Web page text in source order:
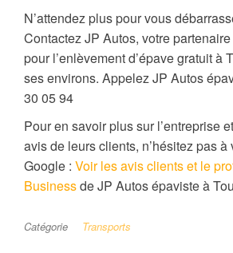
N’attendez plus pour vous
Contactez JP Autos, votre
pour l’enlèvement d’épave gratuit à
ses environs. Appelez JP Autos
30 05 94
Pour en savoir plus sur l’entreprise
avis de leurs clients, n’hésitez pas
Google : Voir les avis clients et le
Businessde JP Autos épaviste à
Catégorie Transports